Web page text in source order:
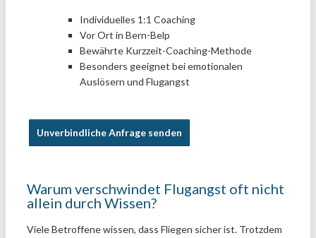
Individuelles 1:1 Coaching
Vor Ort in Bern-Belp
Bewährte Kurzzeit-Coaching-Methode
Besonders geeignet bei emotionalen
Auslösern und Flugangst
Unverbindliche Anfrage senden
Warum verschwindet Flugangst oft nicht
allein durch Wissen?
Viele Betroffene wissen, dass Fliegen sicher ist. Trotzdem